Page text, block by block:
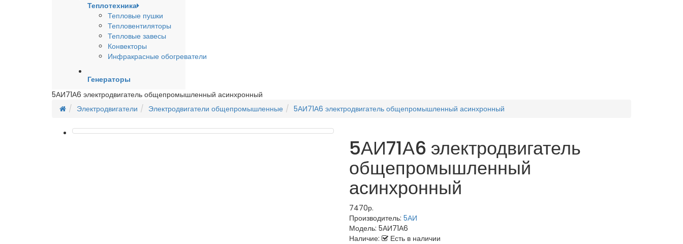
Теплотехника
Тепловые пушки
Тепловентиляторы
Тепловые завесы
Конвекторы
Инфракрасные обогреватели
Генераторы
5АИ71А6 электродвигатель общепромышленный асинхронный
Электродвигатели
Электродвигатели общепромышленные 5АИ71А6 электродвигатель общепромышленный асинхронный
5АИ71А6 электродвигатель
общепромышленный
асинхронный
7470р.
Производитель: 5АИ
Модель: 5АИ71А6
Наличие:
Есть в наличии